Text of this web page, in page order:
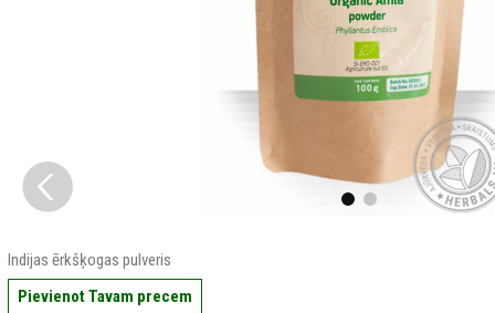
Indijas ērkšķogas pulveris
Pievienot Tavam precem